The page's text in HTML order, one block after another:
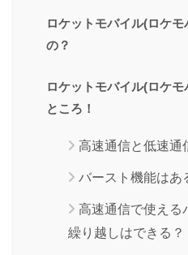
ロケットモバイル(ロケ
の？
ロケットモバイル(ロケ
ところ！
高速通信と低速通
バースト機能はあ
高速通信で使える
繰り越しはできる？